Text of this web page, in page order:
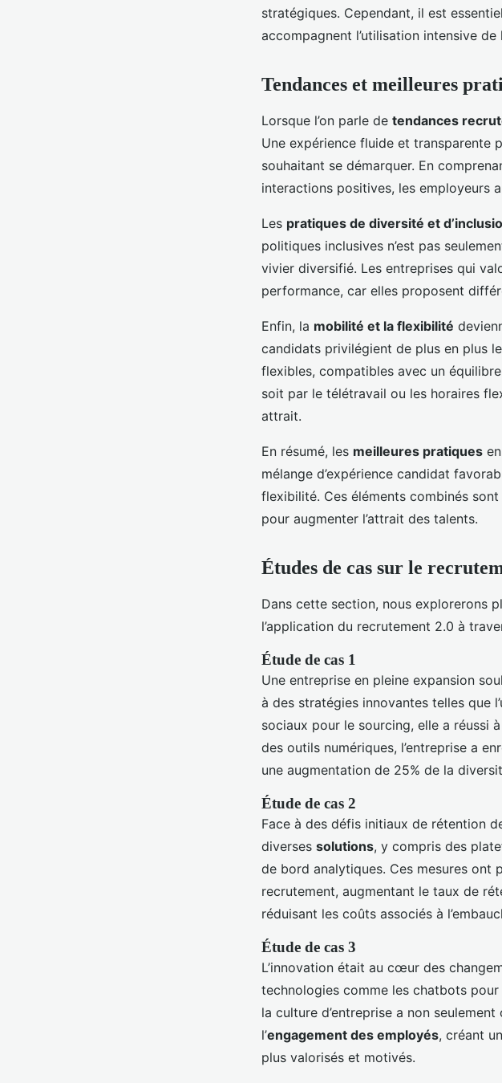
stratégiques. Cependant, il est
accompagnent l’utilisation intensive de
Tendances et meilleures
Lorsque l’on parle de tendances
Une expérience fluide et transparente
souhaitant se démarquer. En
interactions positives, les employeurs
Les pratiques de diversité et
politiques inclusives n’est pas
vivier diversifié. Les entreprises qui
performance, car elles proposent
Enfin, la mobilité et la flexibilité
candidats privilégient de plus en plus
flexibles, compatibles avec un
soit par le télétravail ou les horaires
attrait.
En résumé, les meilleures pratiques
mélange d’expérience candidat
flexibilité. Ces éléments combinés
pour augmenter l’attrait des talents.
Études de cas sur le
Dans cette section, nous explorerons
l’application du recrutement 2.0 à
Étude de cas 1
Une entreprise en pleine expansion
à des stratégies innovantes telles que
sociaux pour le sourcing, elle a réussi
des outils numériques, l’entreprise a
une augmentation de 25% de la
Étude de cas 2
Face à des défis initiaux de rétention
diverses solutions, y compris des
de bord analytiques. Ces mesures ont
recrutement, augmentant le taux de
réduisant les coûts associés à
Étude de cas 3
L’innovation était au cœur des
technologies comme les chatbots
la culture d’entreprise a non
l’engagement des employés, créant
plus valorisés et motivés.